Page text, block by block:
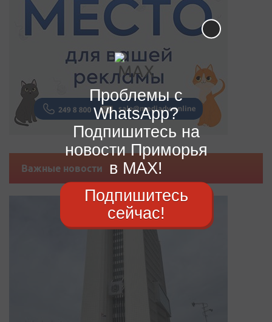
Важные новости
Проблемы с
WhatsApp?
Подпишитесь на
новости Приморья
в MAX!
Подпишитесь
сейчас!